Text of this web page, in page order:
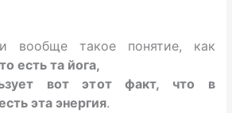
вообще такое понятие, как
есть та йога,
вот этот факт, что в
эта энергия.